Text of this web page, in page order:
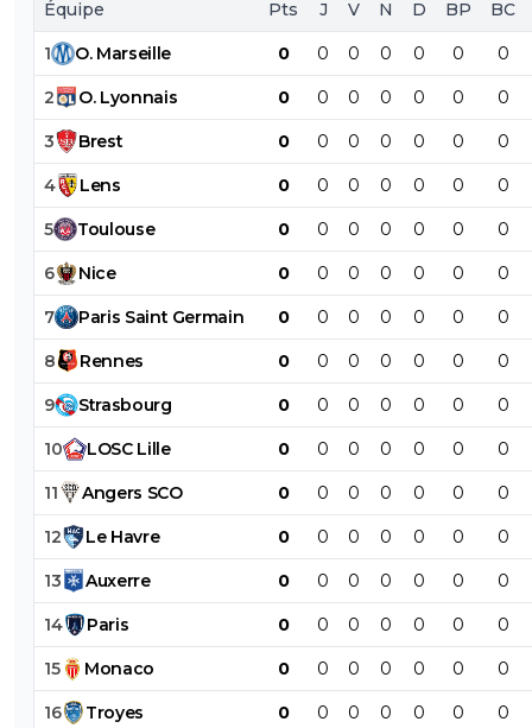
Équipe Pts J V N D BP BC
1 O. Marseille 0 0 0 0 0 0 0
2 O. Lyonnais 0 0 0 0 0 0 0
3 Brest 0 0 0 0 0 0 0
4 Lens 0 0 0 0 0 0 0
5 Toulouse 0 0 0 0 0 0 0
6 Nice 0 0 0 0 0 0 0
7 Paris Saint Germain 0 0 0 0 0 0 0
8 Rennes 0 0 0 0 0 0 0
9 Strasbourg 0 0 0 0 0 0 0
10 LOSC Lille 0 0 0 0 0 0 0
11 Angers SCO 0 0 0 0 0 0 0
12 Le Havre 0 0 0 0 0 0 0
13 Auxerre 0 0 0 0 0 0 0
14 Paris 0 0 0 0 0 0 0
15 Monaco 0 0 0 0 0 0 0
16 Troyes 0 0 0 0 0 0 0